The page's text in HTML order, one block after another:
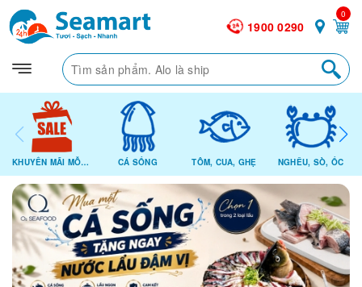
1900 0290
0
KHUYẾN MÃI MỖI NGÀY CÁ SỐNG TÔM, CUA, GHẸ NGHÊU, SÒ, ỐC